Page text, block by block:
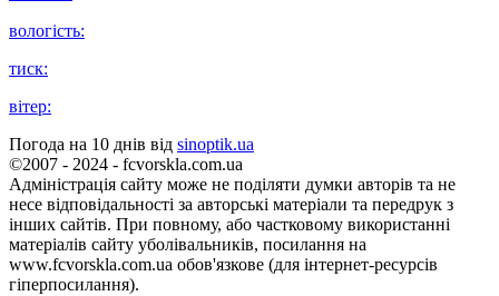
вологість:
тиск:
вітер:
Погода на 10 днів від sinoptik.ua
©2007 - 2024 - fcvorskla.com.ua
Адміністрація сайту може не поділяти думки авторів та не
несе відповідальності за авторські матеріали та передрук з
інших сайтів. При повному, або частковому використанні
матеріалів сайту уболівальників, посилання на
www.fcvorskla.com.ua обов'язкове (для інтернет-ресурсів
гіперпосилання).